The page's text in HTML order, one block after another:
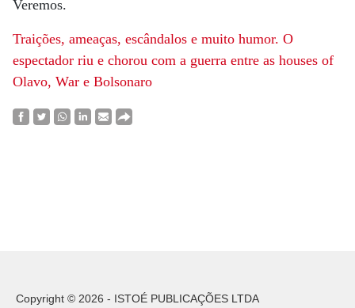
Veremos.
Traições, ameaças, escândalos e muito humor. O
espectador riu e chorou com a guerra entre as houses of
Olavo, War e Bolsonaro
Copyright © 2026 - ISTOÉ PUBLICAÇÕES LTDA